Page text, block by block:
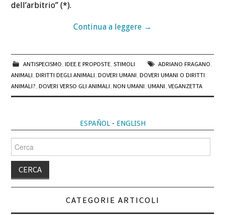
dell’arbitrio” (*).
Continua a leggere →
ANTISPECISMO, IDEE E PROPOSTE, STIMOLI ADRIANO FRAGANO,
ANIMALI,DIRITTI DEGLI ANIMALI,DOVERI UMANI,DOVERI UMANI O DIRITTI
ANIMALI?,DOVERI VERSO GLI ANIMALI,NON UMANI,UMANI,VEGANZETTA
ESPAÑOL- ENGLISH
Cerca
per:
CATEGORIE ARTICOLI